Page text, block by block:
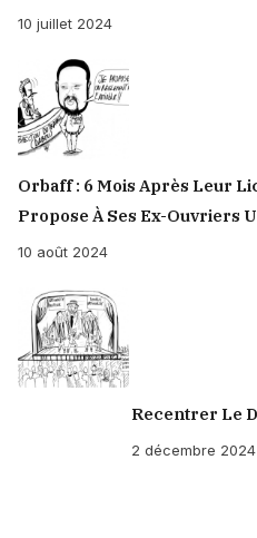
10 juillet 2024
Orbaff : 6 Mois Après Leur
Propose À Ses Ex-Ouvriers
10 août 2024
Recentrer Le
2 décembre 2024